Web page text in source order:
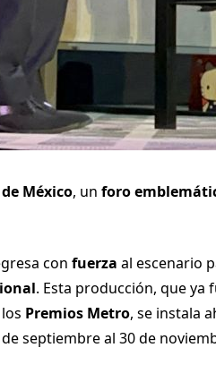
México, un foro
con fuerza al escenario
. Esta producción, que ya
Premios Metro, se instala
septiembre al 30 de